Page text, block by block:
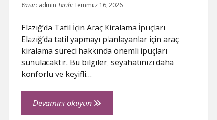
Yazar: admin Tarih:Temmuz 16, 2026
Elazığ’da Tatil İçin Araç Kiralama İpuçları
Elazığ’da tatil yapmayı planlayanlar için araç
kiralama süreci hakkında önemli ipuçları
sunulacaktır. Bu bilgiler, seyahatinizi daha
konforlu ve keyifli…
Devamını okuyunElazigda
Tatil